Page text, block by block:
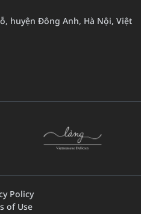
huyện Đông Anh, Hà Nội, Việt
Policy
of Use